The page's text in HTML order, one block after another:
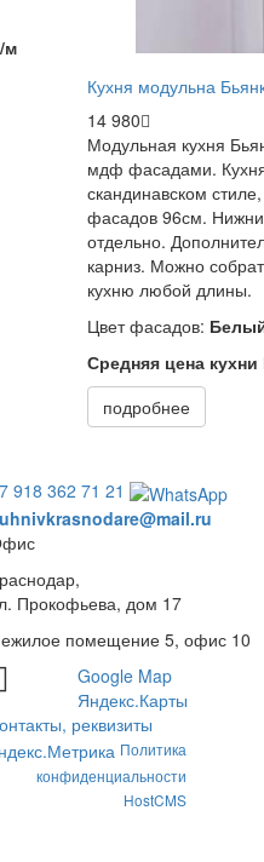
м
Кухня модульна
14 980
Модульная кухня
мдф фасадами.
скандинавском
фасадов 96см.
отдельно.
карниз. Можно
кухню любой длины.
Цвет фасадов:
Средняя цена кухни
подробнее
918 362 71 21
Прокофьева, дом 17
помещение 5, офис 10
Google Map
Яндекс.Карты
реквизиты
Политика
конфиденциальности
HostCMS